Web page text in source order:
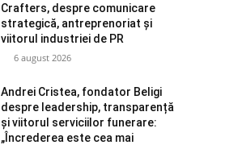
Crafters, despre comunicare
strategică, antreprenoriat și
viitorul industriei de PR
6 august 2026
Andrei Cristea, fondator Beligi
despre leadership, transparență
și viitorul serviciilor funerare:
„Încrederea este cea mai